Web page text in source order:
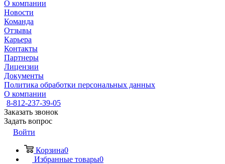
О компании
Новости
Команда
Отзывы
Карьера
Контакты
Партнеры
Лицензии
Документы
Политика обработки персональных данных
О компании
8-812-237-39-05
Заказать звонок
Задать вопрос
Войти
Корзина0
Избранные товары0